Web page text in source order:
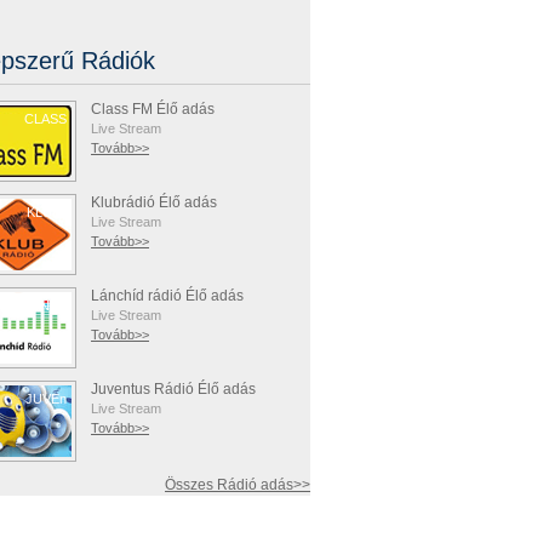
Rádiók
CLASS
Class FM Élő adás
Live Stream
Tovább>>
KLUBr
Klubrádió Élő adás
Live Stream
Tovább>>
LÁNCh
Lánchíd rádió Élő adás
Live Stream
Tovább>>
JUVEn
Juventus Rádió Élő adás
Live Stream
Tovább>>
Összes Rádió adás>>